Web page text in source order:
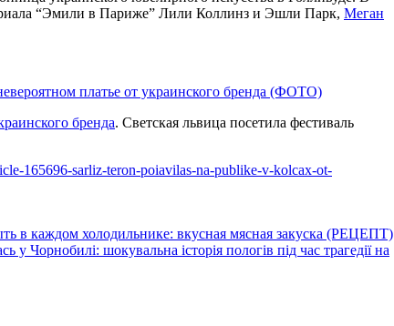
“Эмили в Париже” Лили Коллинз и Эшли Парк, Меган
платье от украинского бренда (ФОТО)
бренда. Светская львица посетила фестиваль
165696-sarliz-teron-poiavilas-na-publike-v-kolcax-ot-
в каждом холодильнике: вкусная мясная закуска (РЕЦЕПТ)
Чорнобилі: шокувальна історія пологів під час трагедії на